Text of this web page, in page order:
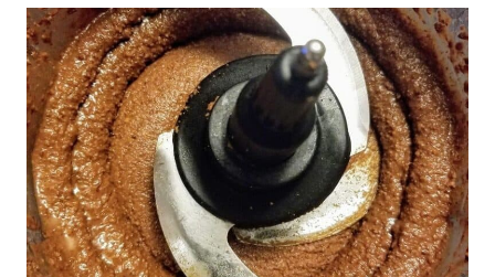
ROBOT
:
COMMENT
RÉUSSIR
VOTRE
PAIN
MAISON
?